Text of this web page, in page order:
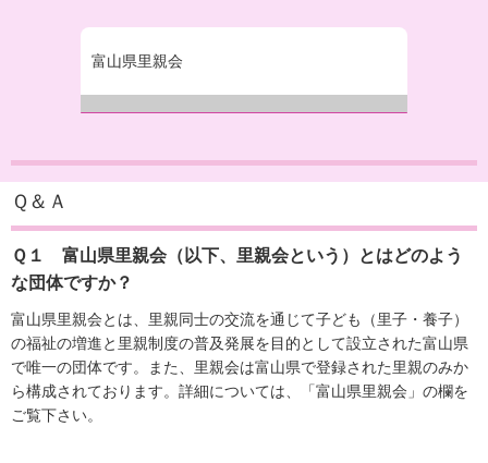
富山県里親会
Ｑ＆Ａ
Ｑ１ 富山県里親会（以下、里親会という）とはどのよう
な団体ですか？
富山県里親会とは、里親同士の交流を通じて子ども（里子・養子）
の福祉の増進と里親制度の普及発展を目的として設立された富山県
で唯一の団体です。また、里親会は富山県で登録された里親のみか
ら構成されております。詳細については、「富山県里親会」の欄を
ご覧下さい。